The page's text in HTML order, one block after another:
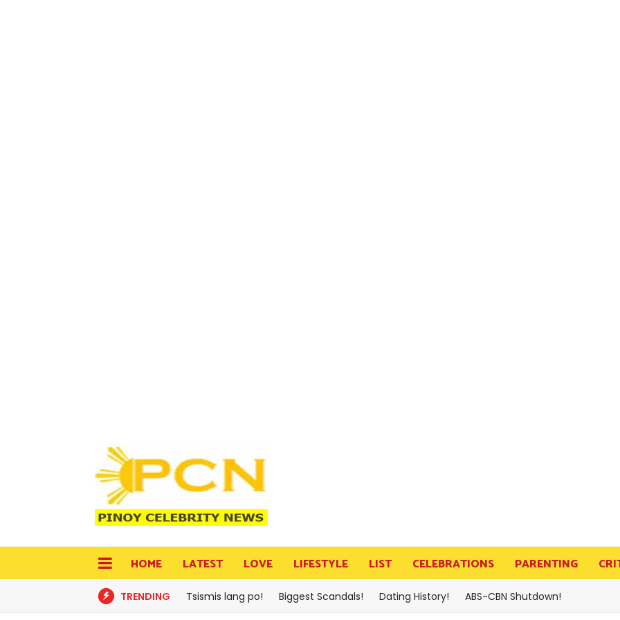
HOME LATEST LOVE LIFESTYLE LIST CELEBRATIONS PARENTING
TRENDING Tsismis lang po! Biggest Scandals! Dating History! ABS-CBN Shutdown!